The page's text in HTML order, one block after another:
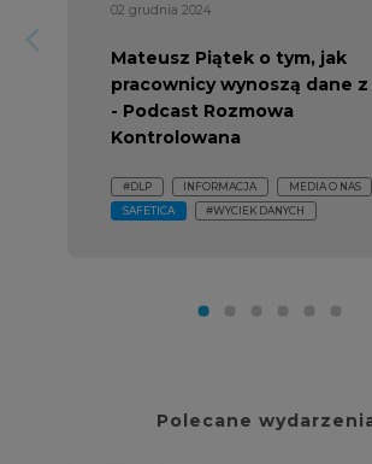
arrow_forward_ios
02 grudnia 2024
Mateusz Piątek o tym, jak
pracownicy wynoszą dane
- Podcast Rozmowa
Kontrolowana
#DLP INFORMACJA
MEDIA O NAS
SAFETICA
#WYCIEK DANYCH
Polecane